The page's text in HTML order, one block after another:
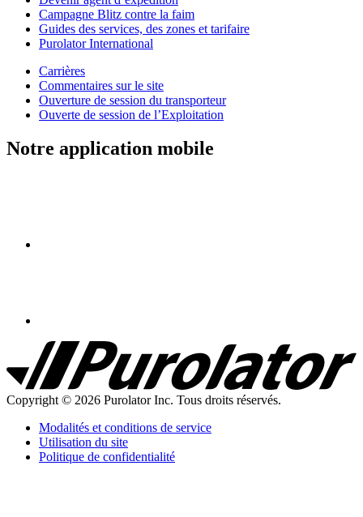
Campagne Blitz contre la faim
Guides des services, des zones et tarifaire
Purolator International
Carrières
Commentaires sur le site
Ouverture de session du transporteur
Ouverte de session de l’Exploitation
Notre application mobile
Purolator
Homepage
Copyright © 2026 Purolator Inc. Tous droits réservés.
Modalités et conditions de service
Utilisation du site
Politique de confidentialité